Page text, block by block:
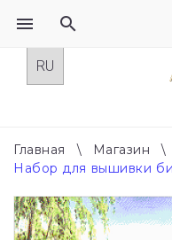
Главная \ Магазин \
Набор для вышивки